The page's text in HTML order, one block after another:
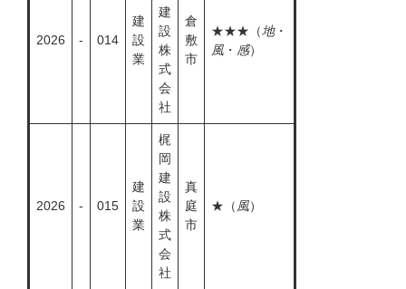
2026 - 014
建
設
業
建
設
株
式
会
社
倉
敷
市
★★★（地・
風 ・ 感）
2026 - 015
建
設
業
梶
岡
建
設
株
式
会
社
真
庭
市
★（ 風）